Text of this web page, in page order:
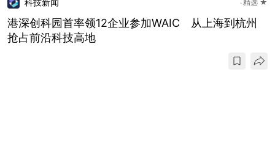
精选 ★
港深创科园首率领12企业参加WAIC 从上海到杭州
抢占前沿科技高地